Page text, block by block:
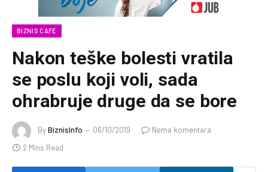
BIZNIS CAFE
Nakon teške bolesti vratila
se poslu koji voli, sada
ohrabruje druge da se bore
ByBiznisInfo 06/10/2019
Nema komentara
2 Mins Read